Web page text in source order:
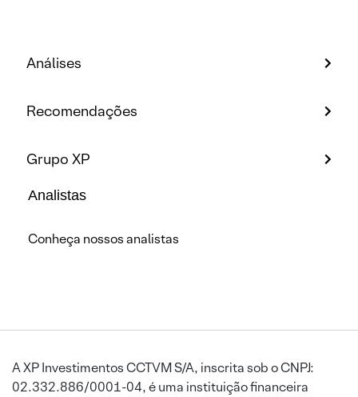
Análises
Recomendações
Grupo XP
Analistas
Conheça nossos analistas
A XP Investimentos CCTVM S/A, inscrita sob o CNPJ:
02.332.886/0001-04, é uma instituição financeira